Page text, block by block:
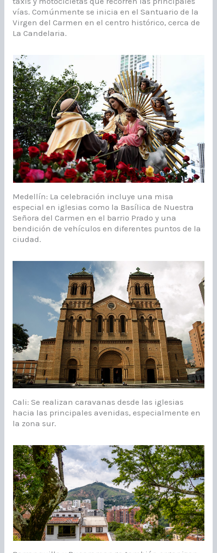
vías. Comúnmente se inicia en el Santuario de la
Virgen del Carmen en el centro histórico, cerca de
La Candelaria.
Medellín: La celebración incluye una misa
especial en iglesias como la Basílica de Nuestra
Señora del Carmen en el barrio Prado y una
bendición de vehículos en diferentes puntos de la
ciudad.
Cali: Se realizan caravanas desde las iglesias
hacia las principales avenidas, especialmente en
la zona sur.